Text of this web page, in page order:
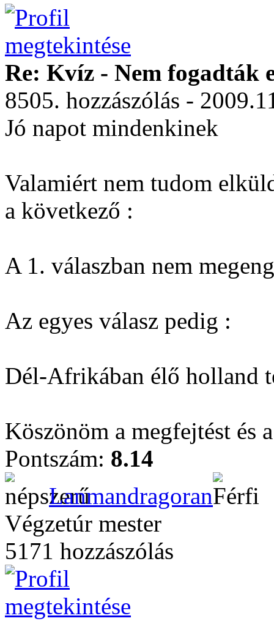
Re: Kvíz - Nem fogadták
8505. hozzászólás -
Jó napot mindenkinek
Valamiért nem tudom
a következő :
A 1. válaszban nem
Az egyes válasz pedig :
Dél-Afrikában élő holland
Köszönöm a megfejtést és
Pontszám: 8.14
Lanmandragoran
Végzetúr mester
5171 hozzászólás